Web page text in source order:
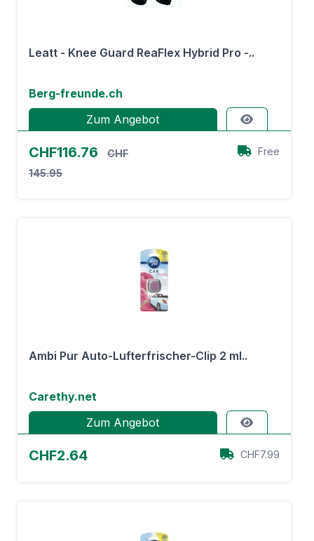
Leatt - Knee Guard ReaFlex Hybrid Pro -..
Berg-freunde.ch
Zum Angebot
CHF116.76
CHF
145.95
Free
Ambi Pur Auto-Lufterfrischer-Clip 2 ml..
Carethy.net
Zum Angebot
CHF2.64 CHF7.99